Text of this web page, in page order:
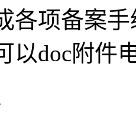
各项备案
以doc附件